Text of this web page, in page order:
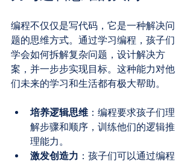
编程不仅仅是写代码，它是一种解决问
题的思维方式。通过学习编程，孩子们
学会如何拆解复杂问题，设计解决方
案，并一步步实现目标。这种能力对他
们未来的学习和生活都有极大帮助。
培养逻辑思维 ：编程要求孩子们理
解步骤和顺序，训练他们的逻辑推
理能力。
激发创造力 ：孩子们可以通过编程